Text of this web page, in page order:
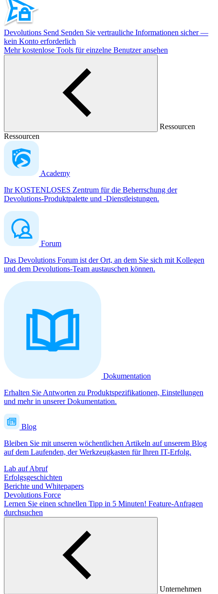
Devolutions Send Senden Sie vertrauliche Informationen sicher —
kein Konto erforderlich
Mehr kostenlose Tools für einzelne Benutzer ansehen
Ressourcen
Ressourcen
Academy
Ihr KOSTENLOSES Zentrum für die Beherrschung der
Devolutions-Produktpalette und -Dienstleistungen.
Forum
Das Devolutions Forum ist der Ort, an dem Sie sich mit Kollegen
und dem Devolutions-Team austauschen können.
Dokumentation
Erhalten Sie Antworten zu Produktspezifikationen, Einstellungen
und mehr in unserer Dokumentation.
Blog
Bleiben Sie mit unseren wöchentlichen Artikeln auf unserem Blog
auf dem Laufenden, der Werkzeugkasten für Ihren IT-Erfolg.
Lab auf Abruf
Erfolgsgeschichten
Berichte und Whitepapers
Devolutions Force
Lernen Sie einen schnellen Tipp in 5 Minuten! Feature-Anfragen
durchsuchen
Unternehmen